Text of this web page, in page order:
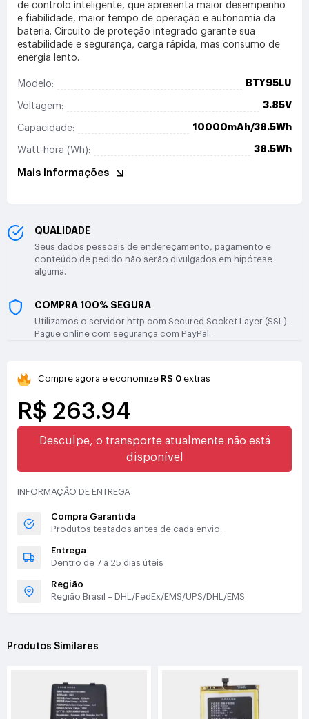
de controlo inteligente, que apresenta maior desempenho
e fiabilidade, maior tempo de operação e autonomia da
bateria. Circuito de proteção integrado garante sua
estabilidade e segurança, carga rápida, mas consumo de
energia lento.
Modelo: BTY95LU
Voltagem: 3.85V
Capacidade: 10000mAh/38.5Wh
Watt-hora (Wh): 38.5Wh
Mais Informações
QUALIDADE
Seus dados pessoais de endereçamento, pagamento e
conteúdo de pedido não serão divulgados em hipótese
alguma.
COMPRA 100% SEGURA
Utilizamos o servidor http com Secured Socket Layer (SSL).
Pague online com segurança com PayPal.
Compre agora e economize R$ 0 extras
R$ 263.94
Desculpe, o transporte atualmente não está
disponível
INFORMAÇÃO DE ENTREGA
Compra Garantida
Produtos testados antes de cada envio.
Entrega
Dentro de 7 a 25 dias úteis
Região
Região Brasil – DHL/FedEx/EMS/UPS/DHL/EMS
Produtos Similares